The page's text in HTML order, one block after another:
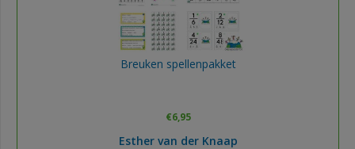
Breuken spellenpakket
€6,95
Esther van der Knaap